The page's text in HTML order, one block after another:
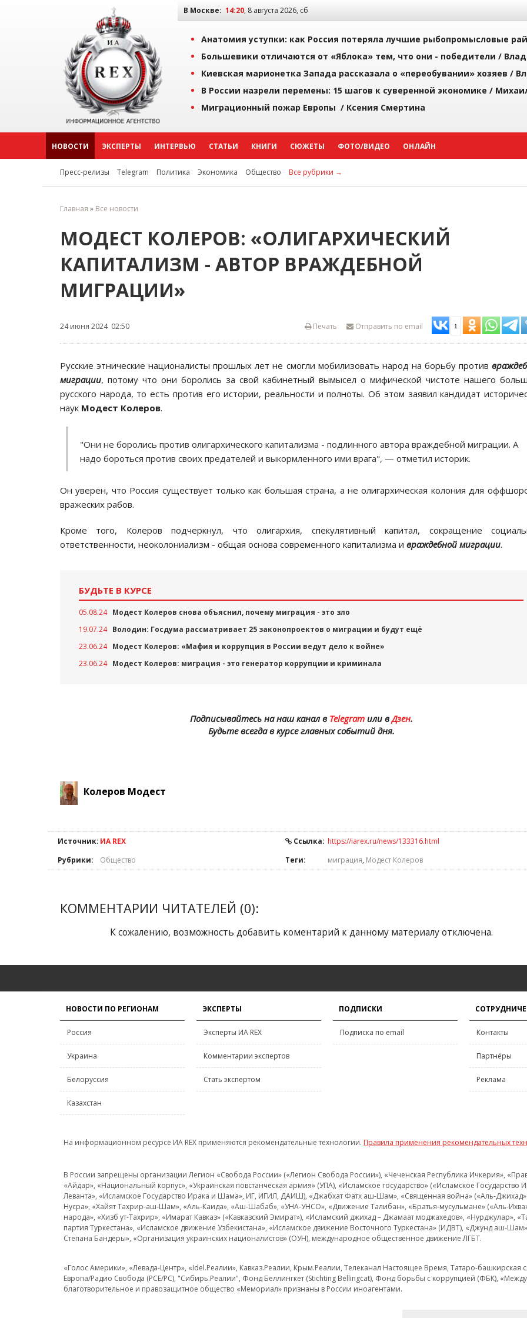
В Москве: 14:20, 8 августа 2026, сб
Анатомия уступки: как Россия потеряла лучшие рыбопромысловые
Большевики отличаются от «Яблока» тем, что они - победители /
Киевская марионетка Запада рассказала о «переобувании» хозяев /
В России назрели перемены: 15 шагов к суверенной экономике /
Миграционный пожар Европы / Ксения Смертина
НОВОСТИ ЭКСПЕРТЫ ИНТЕРВЬЮ СТАТЬИ КНИГИ СЮЖЕТЫ ФОТО/ВИДЕО ОНЛАЙН
Пресс-релизы Telegram Политика Экономика Общество Все рубрики →
Главная » Все новости
МОДЕСТ КОЛЕРОВ: «ОЛИГАРХИЧЕСКИЙ
КАПИТАЛИЗМ - АВТОР ВРАЖДЕБНОЙ
МИГРАЦИИ»
24 июня 2024 02:50 Отправить по email 1
Печать
Русские этнические националисты прошлых лет не смогли мобилизовать народ на борьбу против
миграции, потому что они боролись за свой кабинетный вымысел о мифической чистоте нашего
русского народа, то есть против его истории, реальности и полноты. Об этом заявил кандидат
наук Модест Колеров.
"Они не боролись против олигархического капитализма - подлинного автора враждебной миграции. А
надо бороться против своих предателей и выкормленного ими врага", — отметил историк.
Он уверен, что Россия существует только как большая страна, а не олигархическая колония для
вражеских рабов.
Кроме того, Колеров подчеркнул, что олигархия, спекулятивный капитал, сокращение
ответственности, неоколониализм - общая основа современного капитализма и враждебной миграции.
БУДЬТЕ В КУРСЕ
05.08.24 Модест Колеров снова объяснил, почему миграция - это зло
19.07.24 Володин: Госдума рассматривает 25 законопроектов о миграции и будут ещё
23.06.24 Модест Колеров: «Мафия и коррупция в России ведут дело к войне»
23.06.24 Модест Колеров: миграция - это генератор коррупции и криминала
Подписывайтесь на наш канал в Telegramили вДзен.
Будьте всегда в курсе главных событий дня.
Колеров Модест
Источник: ИА REX Ссылка: https://iarex.ru/news/133316.html
Рубрики:
Общество Теги: миграция, Модест Колеров
КОММЕНТАРИИ ЧИТАТЕЛЕЙ (0):
К сожалению, возможность добавить коментарий к данному материалу отключена.
НОВОСТИ ПО РЕГИОНАМ
Россия
Украина
Белоруссия
Казахстан
ЭКСПЕРТЫ
Эксперты ИА REX
Комментарии экспертов
Стать экспертом
ПОДПИСКИ
Подписка по email Контакты
Партнёры
Реклама
На информационном ресурсе ИА REX применяются рекомендательные технологии. Правила применения рекомендательных
В России запрещены организации Легион «Свобода России» («Легион Свобода России»), «Чеченская Республика Ичкерия»,
«Айдар», «Национальный корпус», «Украинская повстанческая армия» (УПА), «Исламское государство» («Исламское
Леванта», «Исламское Государство Ирака и Шама», ИГ, ИГИЛ, ДАИШ), «Джабхат Фатх аш-Шам», «Священная война» («Аль-Джихад»
Нусра», «Хайят Тахрир-аш-Шам», «Аль-Каида», «Аш-Шабаб», «УНА-УНСО», «Движение Талибан», «Братья-мусульмане» («Аль-
народа», «Хизб ут-Тахрир», «Имарат Кавказ» («Кавказский Эмират»), «Исламский джихад – Джамаат моджахедов», «Нурджулар»,
партия Туркестана», «Исламское движение Узбекистана», «Исламское движение Восточного Туркестана» (ИДВТ), «Джунд аш-
Степана Бандеры», «Организация украинских националистов» (ОУН), международное общественное движение ЛГБТ.
«Голос Америки», «Левада-Центр», «Idel.Реалии», Кавказ.Реалии, Крым.Реалии, Телеканал Настоящее Время, Татаро-
Европа/Радио Свобода (PCE/PC), "Сибирь.Реалии", Фонд Беллингкет (Stichting Bellingcat), Фонд борьбы с коррупцией (ФБК),
благотворительное и правозащитное общество «Мемориал» признаны в России иноагентами.